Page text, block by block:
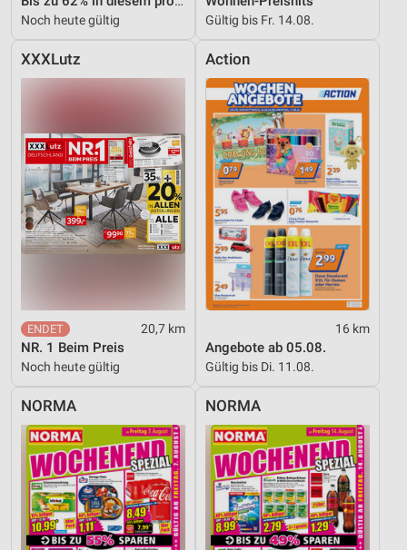
Noch heute gültig Gültig bis Fr. 14.08.
XXXLutz
20,7 km
NR. 1 Beim Preis
Noch heute gültig
Action
16 km
Angebote ab 05.08.
Gültig bis Di. 11.08.
NORMA NORMA